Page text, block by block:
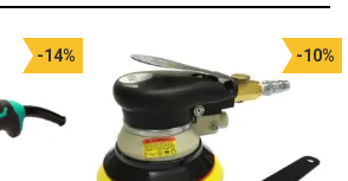
-14% -10%